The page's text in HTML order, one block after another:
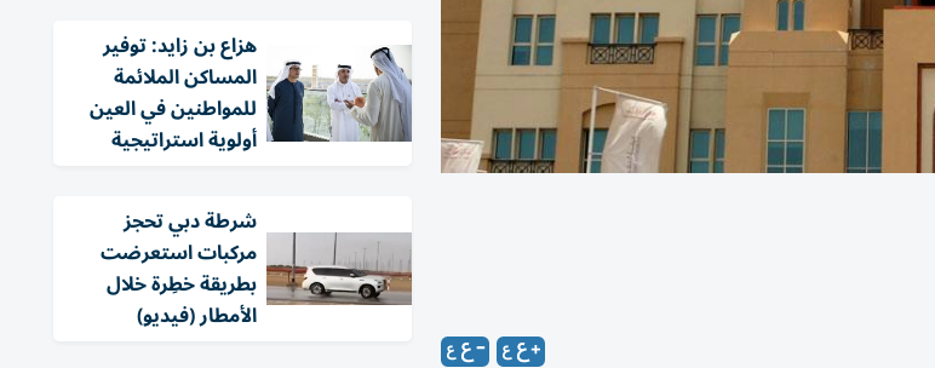
هزاع بن زايد: توفير
المساكن الملائمة
للمواطنين في العين
أولوية استراتيجية
شرطة دبي تحجز
مركبات استعرضت
بطريقة خطِرة خلال
الأمطار (فيديو)